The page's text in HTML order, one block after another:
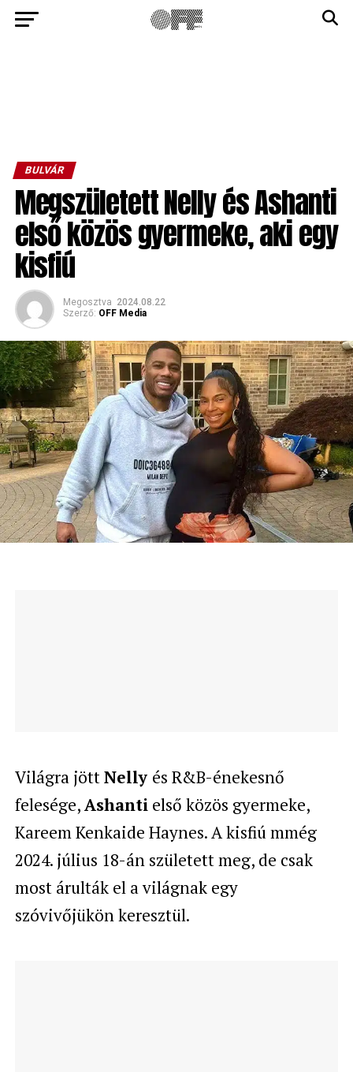
BULVÁR
Megszületett Nelly és Ashanti
első közös gyermeke, aki egy
kisfiú
Megosztva 2024.08.22
Szerző: OFF Media
Világra jöttNelly és R&B-énekesnő
felesége,Ashantielső közös gyermeke,
Kareem Kenkaide Haynes. A kisfiú mmég
2024. július 18-án született meg, de csak
most árulták el a világnak egy
szóvivőjükön keresztül.